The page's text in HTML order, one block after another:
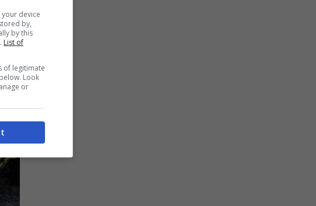
device
by,
by this
List of
of legitimate
Look
or